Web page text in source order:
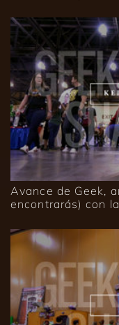
Avance de Geek,
encontrarás) con